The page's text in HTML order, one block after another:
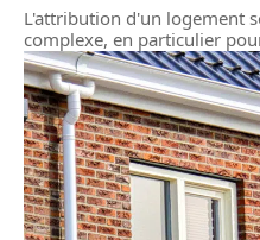
L'attribution d'un logement
complexe, en particulier